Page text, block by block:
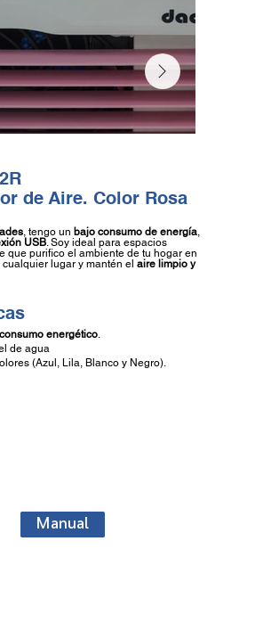
Manual
de Aire. Color Rosa
, tengo unbajo consumo de energía
USB . Soy ideal para espacios
que purifico el ambiente de tu hogar en
lugar y mantén el aire limpio y
energético
de agua
(Azul, Lila, Blanco y Negro).